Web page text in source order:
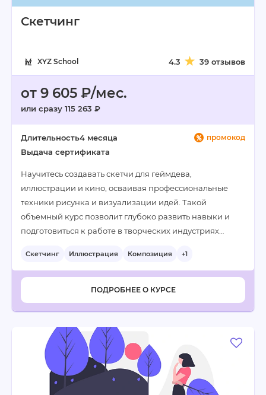
Скетчинг
XYZ School 4.3 39 отзывов
от 9 605 ₽/мес.
или сразу 115 263 ₽
промокод
Длительность4 месяца
Выдача сертификата
Научитесь создавать скетчи для геймдева,
иллюстрации и кино, осваивая профессиональные
техники рисунка и визуализации идей. Такой
объемный курс позволит глубоко развить навыки и
подготовиться к работе в творческих индустриях…
Скетчинг Иллюстрация Композиция +1
ПОДРОБНЕЕ О КУРСЕ